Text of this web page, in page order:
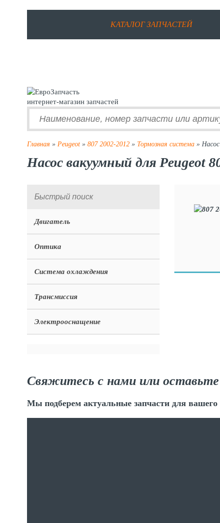
КАТАЛОГ ЗАПЧАСТЕЙ
интернет-магазин запчастей
Главная » Peugeot » 807 2002-2012 » Тормозная система »
Насос вакуумный для Peugeot
Двигатель
Оптика
Система охлаждения
Трансмиссия
Электрооснащение
Свяжитесь с нами или оставьте
Мы подберем актуальные запчасти для вашего